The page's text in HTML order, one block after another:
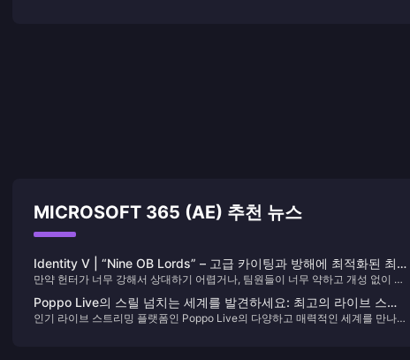
MICROSOFT 365 (AE) 추천 뉴스
Identity V | “Nine OB Lords” – 고급 카이팅과 방해에 최적화된 최
고의 생존자들!
만약 헌터가 너무 강해서 상대하기 어렵거나, 팀원들이 너무 약하고 개성 없이 플
이 최선의 방법입니다!
Poppo Live의 스릴 넘치는 세계를 발견하세요: 최고의 라이브 스트
리밍 목적지 🎥✨
인기 라이브 스트리밍 플랫폼인 Poppo Live의 다양하고 매력적인 세계를 만나보